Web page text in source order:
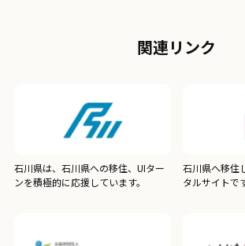
関連リンク
石川県は、石川県への移住、UIター
ンを積極的に応援しています。
石川県へ移住
タルサイトです